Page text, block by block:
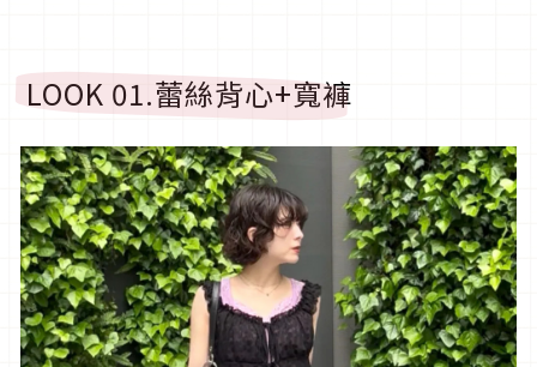
LOOK 01.蕾絲背心+寬褲